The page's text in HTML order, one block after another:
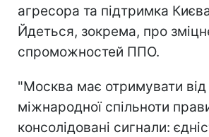
агресора та підтримка
Йдеться, зокрема, про
спроможностей ППО.
"Москва має отримувати від
міжнародної спільноти
консолідовані сигнали: